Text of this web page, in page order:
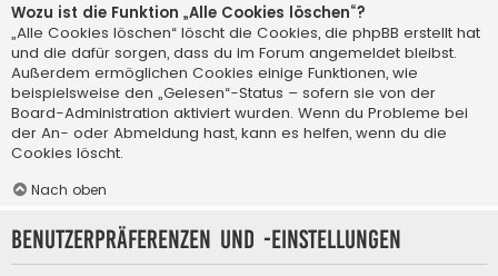
Wozu ist die Funktion „Alle Cookies löschen“?
„Alle Cookies löschen“ löscht die Cookies, die phpBB erstellt hat
und die dafür sorgen, dass du im Forum angemeldet bleibst.
Außerdem ermöglichen Cookies einige Funktionen, wie
beispielsweise den „Gelesen“-Status – sofern sie von der
Board-Administration aktiviert wurden. Wenn du Probleme bei
der An- oder Abmeldung hast, kann es helfen, wenn du die
Cookies löscht.
Nach oben
Benutzerpräferenzen und -einstellungen